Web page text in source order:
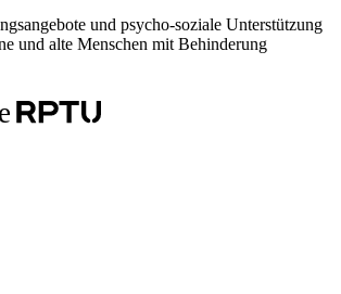
und psycho-soziale Unterstützung
und alte Menschen mit Behinderung